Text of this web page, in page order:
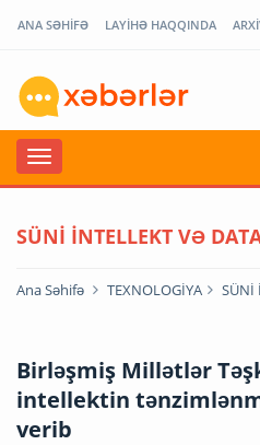
ANA SƏHİFƏ LAYİHƏ HAQQINDA
SÜNİ İNTELLEKT VƏ
Ana Səhifə TEXNOLOGİYA SÜNİ
Birləşmiş Millətlər
intellektin
verib